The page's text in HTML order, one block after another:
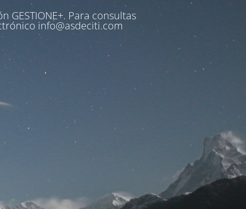
GESTIONE+. Para consultas
info@asdeciti.com